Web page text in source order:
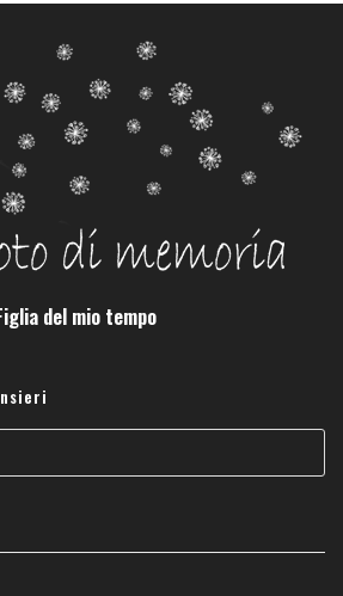
del mio tempo